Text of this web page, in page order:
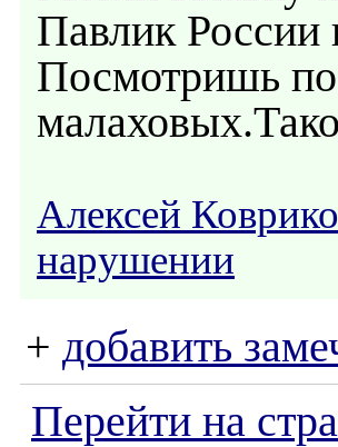
Павлик
Посмотришь по
Алексей
нарушении
+ добавить
Перейти на